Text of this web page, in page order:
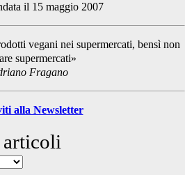
il 15 maggio 2007
vegani nei supermercati, bensì non
supermercati»
Fragano
alla Newsletter
articoli